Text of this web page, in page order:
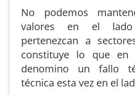
No podemos
valores en el
pertenezcan a
constituye lo que en
denomino un fallo
técnica esta vez en el